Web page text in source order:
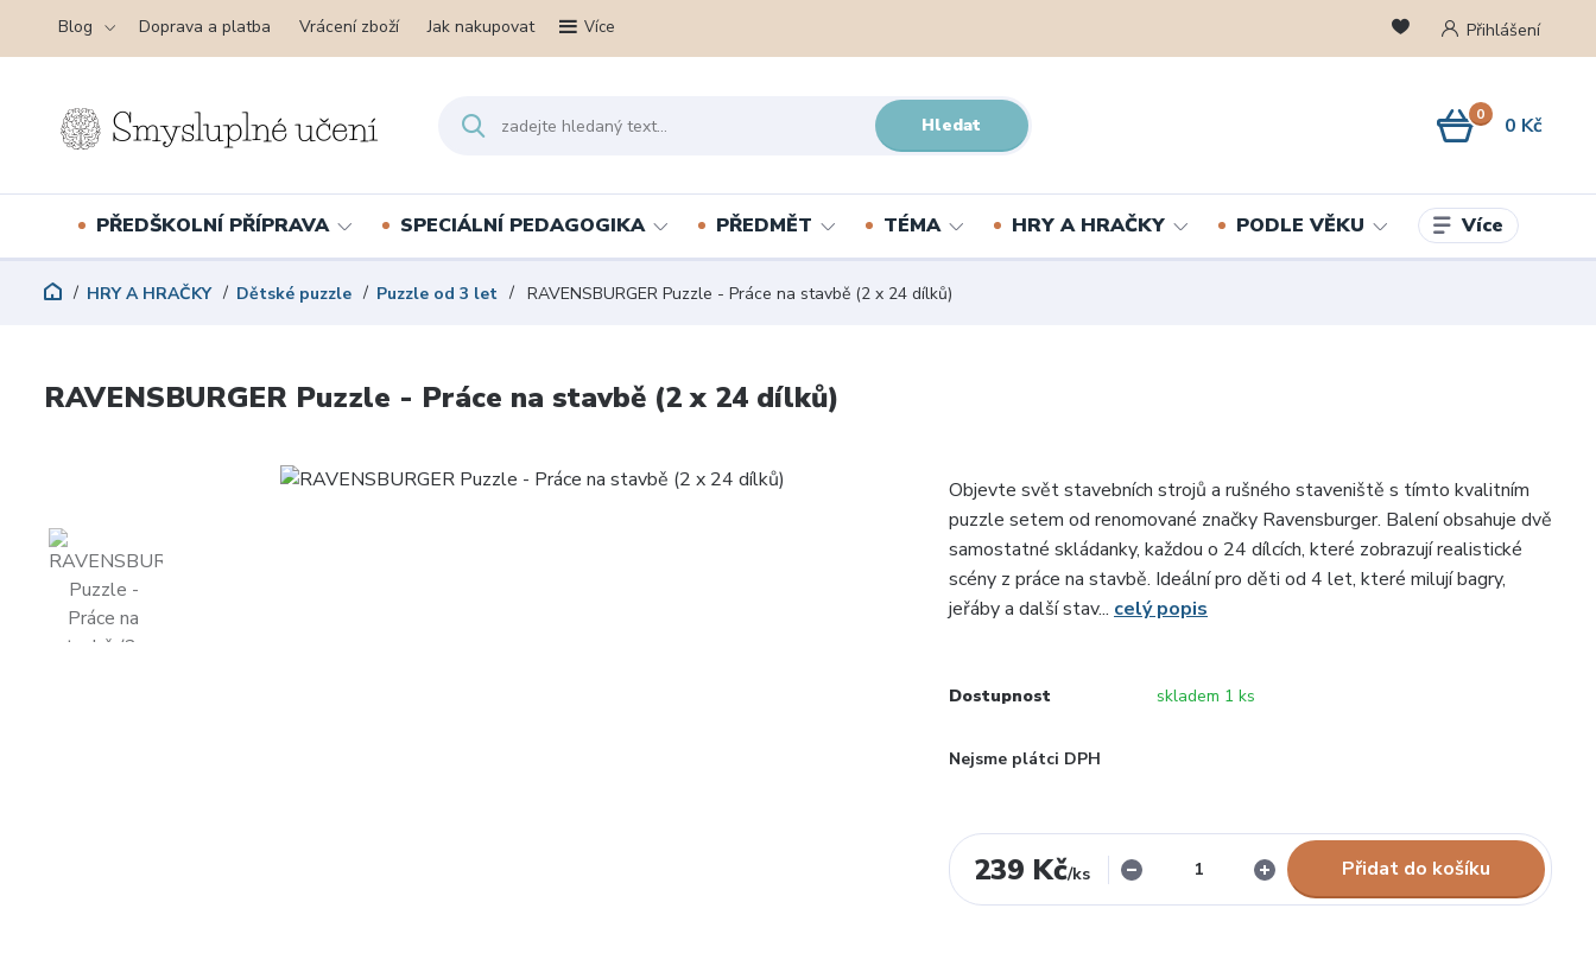
Blog Doprava a platba Vrácení zboží Jak nakupovat Více Přihlášení
Hledat 0 0 Kč
PŘEDŠKOLNÍ PŘÍPRAVA SPECIÁLNÍ PEDAGOGIKA PŘEDMĚT TÉMA HRY A HRAČKY PODLE VĚKU Více
HRY A HRAČKY Dětské puzzle Puzzle od 3 let RAVENSBURGER Puzzle - Práce na stavbě (2 x 24 dílků)
RAVENSBURGER Puzzle - Práce na stavbě (2 x 24 dílků)
Objevte svět stavebních strojů a rušného staveniště s tímto kvalitním
puzzle setem od renomované značky Ravensburger. Balení obsahuje dvě
samostatné skládanky, každou o 24 dílcích, které zobrazují realistické
scény z práce na stavbě. Ideální pro děti od 4 let, které milují bagry,
jeřáby a další stav... celý popis
Dostupnost skladem 1 ks
Nejsme plátci DPH
239 Kč/ks Přidat do košíku